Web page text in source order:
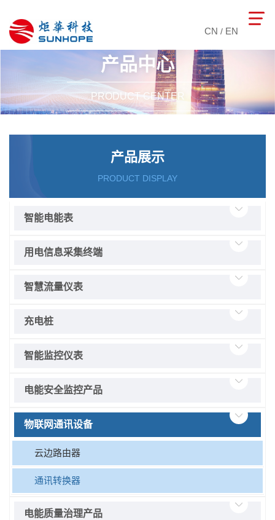
CN / EN
产品中心
PRODUCT CENTER
产品展示
PRODUCT DISPLAY
智能电能表
用电信息采集终端
智慧流量仪表
充电桩
智能监控仪表
电能安全监控产品
物联网通讯设备
云边路由器
通讯转换器
电能质量治理产品